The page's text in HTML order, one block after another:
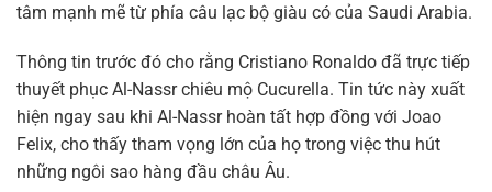
tâm mạnh mẽ từ phía câu lạc bộ giàu có của Saudi Arabia.
Thông tin trước đó cho rằng Cristiano Ronaldo đã trực tiếp
thuyết phục Al-Nassr chiêu mộ Cucurella. Tin tức này xuất
hiện ngay sau khi Al-Nassr hoàn tất hợp đồng với Joao
Felix, cho thấy tham vọng lớn của họ trong việc thu hút
những ngôi sao hàng đầu châu Âu.